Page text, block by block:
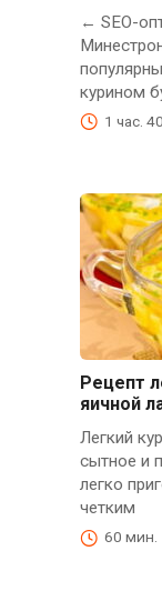
← SEO-
курином
1 час.
Рецепт
яичной
Легкий
сытное и
легко
четким
60 мин.